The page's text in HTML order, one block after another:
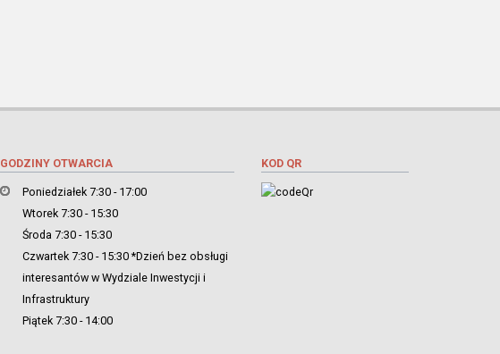
GODZINY OTWARCIA
Poniedziałek 7:30 - 17:00
Wtorek 7:30 - 15:30
Środa 7:30 - 15:30
Czwartek 7:30 - 15:30 *Dzień bez obsługi
interesantów w Wydziale Inwestycji i
Infrastruktury
Piątek 7:30 - 14:00
KOD QR